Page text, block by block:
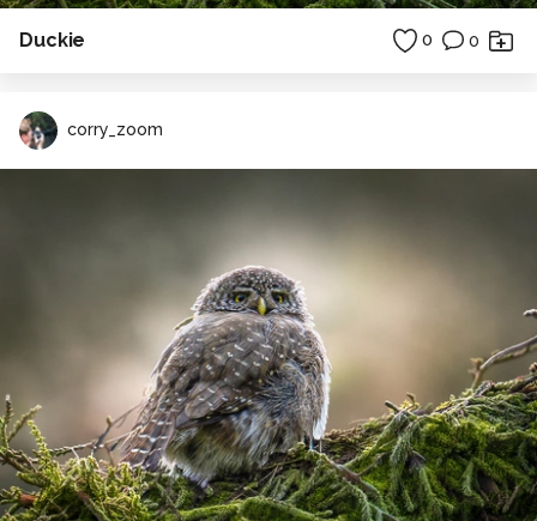
Duckie 0 0
corry_zoom